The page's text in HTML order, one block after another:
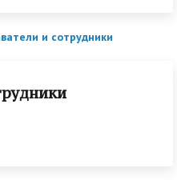
и сотрудники